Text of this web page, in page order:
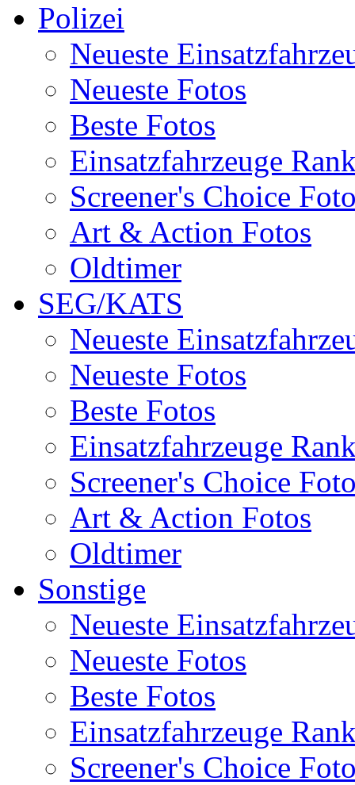
Polizei
Neueste
Neueste Fotos
Beste Fotos
Einsatzfahrzeuge
Screener's Choice
Art & Action Fotos
Oldtimer
SEG/KATS
Neueste
Neueste Fotos
Beste Fotos
Einsatzfahrzeuge
Screener's Choice
Art & Action Fotos
Oldtimer
Sonstige
Neueste
Neueste Fotos
Beste Fotos
Einsatzfahrzeuge
Screener's Choice